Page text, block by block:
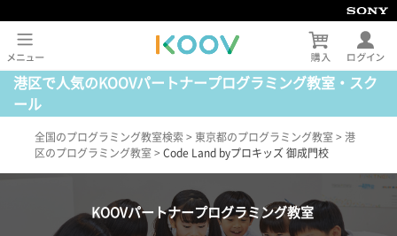
港区で人気のKOOVパートナープログラミング教室・スク
ール
全国のプログラミング教室検索 > 東京都のプログラミング教室 > 港
区のプログラミング教室 > Code Land byプロキッズ 御成門校
KOOVパートナープログラミング教室